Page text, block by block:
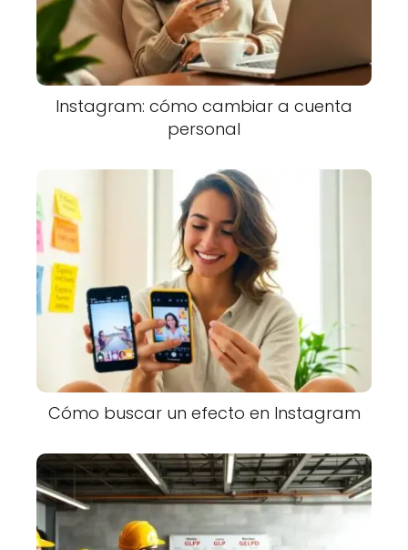
Instagram: cómo cambiar a cuenta
personal
Cómo buscar un efecto en Instagram